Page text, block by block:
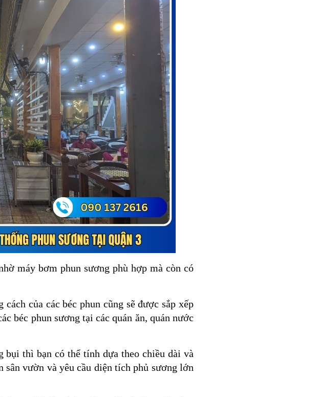
máy bơm phun sương phù hợp mà còn có
của các béc phun cũng sẽ được sắp xếp
béc phun sương tại các quán ăn, quán nước
bụi thì bạn có thể tính dựa theo chiều dài và
sân vườn và yêu cầu diện tích phủ sương lớn